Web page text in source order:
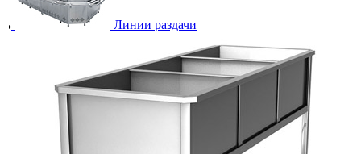
Линии раздачи